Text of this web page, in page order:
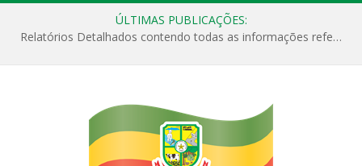
ÚLTIMAS PUBLICAÇÕES:
Relatórios Detalhados contendo todas as informações referentes a execução de recursos destinados ao fomento de projetos culturais no Município de Jacundá entre os anos de 2022 ao presente ano de 2026.